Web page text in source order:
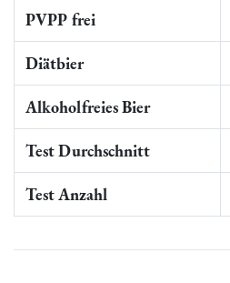
PVPP frei
Diätbier
Alkoholfreies Bier
Test Durchschnitt
Test Anzahl